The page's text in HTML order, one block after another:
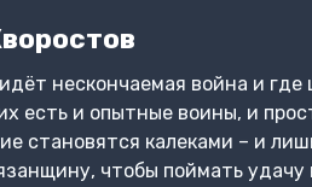
нескончаемая война и где
есть и опытные воины, и
становятся калеками – и
чтобы поймать удачу